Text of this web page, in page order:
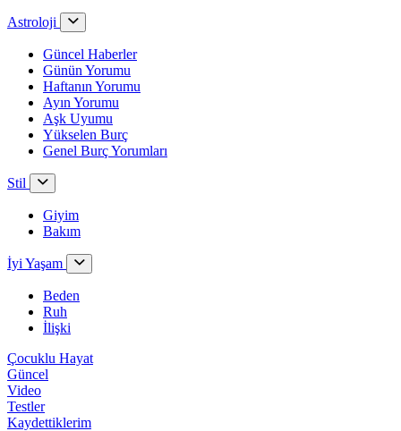
Astroloji
Güncel Haberler
Günün Yorumu
Haftanın Yorumu
Ayın Yorumu
Aşk Uyumu
Yükselen Burç
Genel Burç Yorumları
Stil
Giyim
Bakım
İyi Yaşam
Beden
Ruh
İlişki
Çocuklu Hayat
Güncel
Video
Testler
Kaydettiklerim